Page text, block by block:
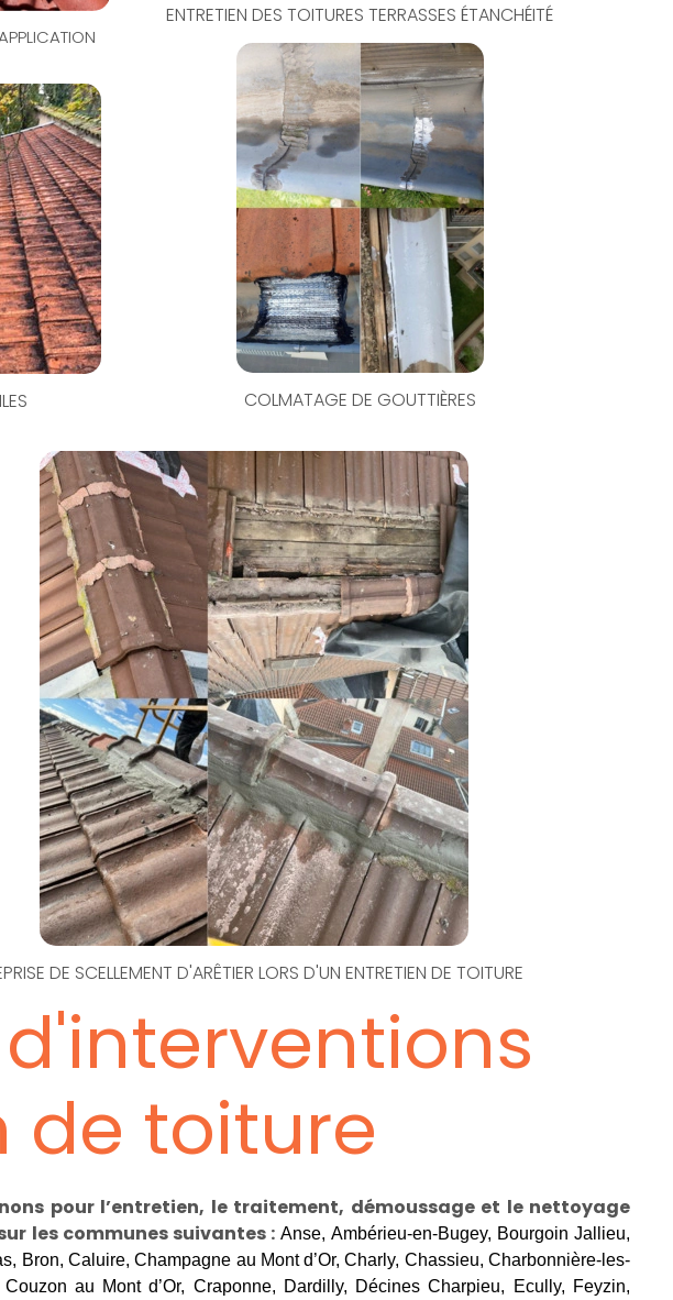
ENTRETIEN DES TOITURES TERRASSES ÉTANCHÉITÉ
COLMATAGE DE GOUTTIÈRES
DE SCELLEMENT D'ARÊTIER LORS D'UN ENTRETIEN DE TOITURE
de toiture
pour l’entretien, le traitement, démoussage et le nettoyage
les communes suivantes : Anse, Ambérieu-en-Bugey, Bourgoin Jallieu,
Bron, Caluire, Champagne au Mont d’Or, Charly, Chassieu, Charbonnière-les-
au Mont d’Or, Craponne, Dardilly, Décines Charpieu, Ecully, Feyzin,